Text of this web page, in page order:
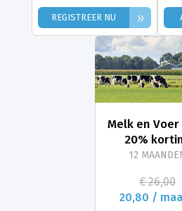
REGISTREER NU »
Melk en Voer
20%
12
€ 26,00
20,80 /